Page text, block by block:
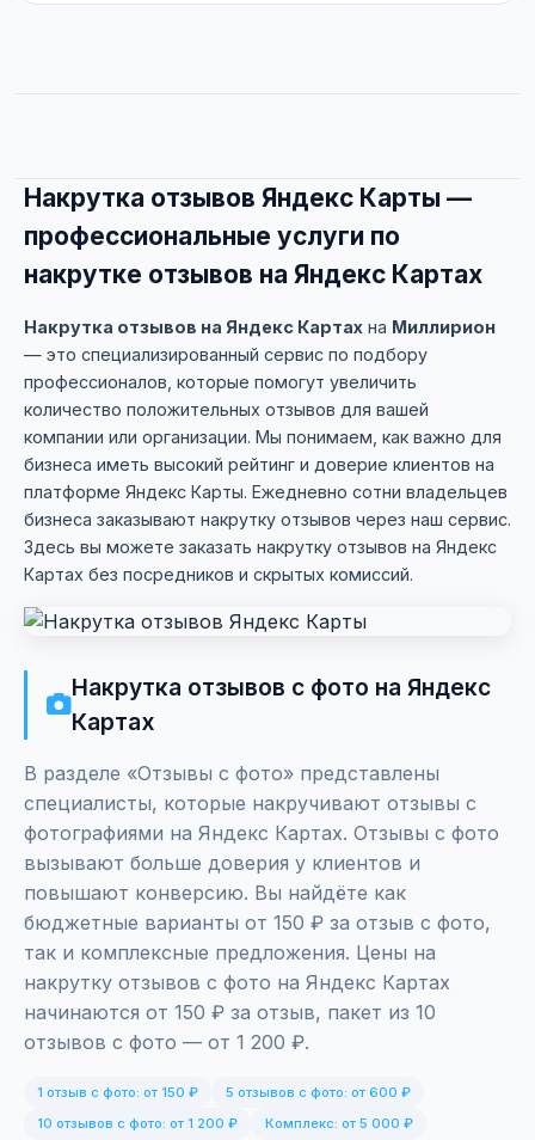
Накрутка отзывов Яндекс Карты —
профессиональные услуги по
накрутке отзывов на Яндекс Картах
Накрутка отзывов на Яндекс Картах на Миллирион
— это специализированный сервис по подбору
профессионалов, которые помогут увеличить
количество положительных отзывов для вашей
компании или организации. Мы понимаем, как важно для
бизнеса иметь высокий рейтинг и доверие клиентов на
платформе Яндекс Карты. Ежедневно сотни владельцев
бизнеса заказывают накрутку отзывов через наш сервис.
Здесь вы можете заказать накрутку отзывов на Яндекс
Картах без посредников и скрытых комиссий.
Накрутка отзывов с фото на Яндекс
Картах
В разделе «Отзывы с фото» представлены
специалисты, которые накручивают отзывы с
фотографиями на Яндекс Картах. Отзывы с фото
вызывают больше доверия у клиентов и
повышают конверсию. Вы найдёте как
бюджетные варианты от 150 ₽ за отзыв с фото,
так и комплексные предложения. Цены на
накрутку отзывов с фото на Яндекс Картах
начинаются от 150 ₽ за отзыв, пакет из 10
отзывов с фото — от 1 200 ₽.
1 отзыв с фото: от 150 ₽
5 отзывов с фото: от 600 ₽
10 отзывов с фото: от 1 200 ₽
Комплекс: от 5 000 ₽